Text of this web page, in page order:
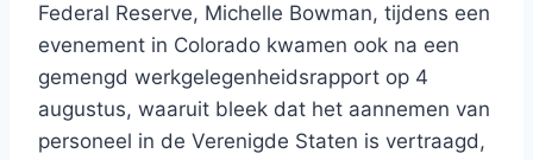
Federal Reserve, Michelle Bowman, tijdens een
evenement in Colorado kwamen ook na een
gemengd werkgelegenheidsrapport op 4
augustus, waaruit bleek dat het aannemen van
personeel in de Verenigde Staten is vertraagd,